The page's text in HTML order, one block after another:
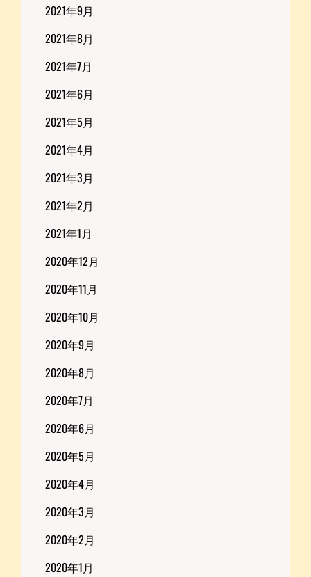
2021年9月
2021年8月
2021年7月
2021年6月
2021年5月
2021年4月
2021年3月
2021年2月
2021年1月
2020年12月
2020年11月
2020年10月
2020年9月
2020年8月
2020年7月
2020年6月
2020年5月
2020年4月
2020年3月
2020年2月
2020年1月